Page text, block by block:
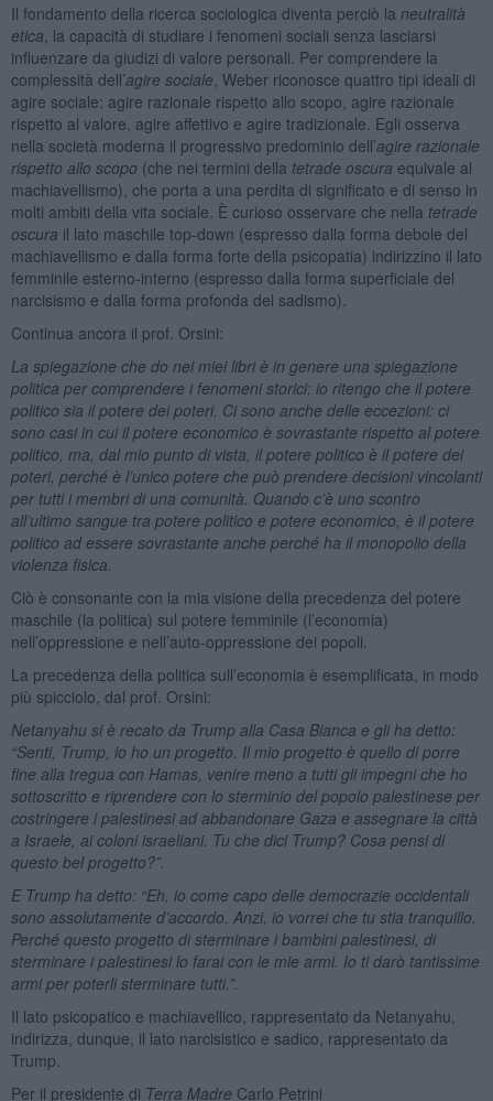
Il fondamento della ricerca sociologica diventa perciò la neutralità
etica , la capacità di studiare i fenomeni sociali senza lasciarsi
influenzare da giudizi di valore personali. Per comprendere la
complessità dell’agire sociale , Weber riconosce quattro tipi ideali di
agire sociale: agire razionale rispetto allo scopo, agire razionale
rispetto al valore, agire affettivo e agire tradizionale. Egli osserva
nella società moderna il progressivo predominio dell’agire razionale
rispetto allo scopo (che nei termini della tetrade oscura equivale al
machiavellismo), che porta a una perdita di significato e di senso in
molti ambiti della vita sociale. È curioso osservare che nella tetrade
oscura il lato maschile top-down (espresso dalla forma debole del
machiavellismo e dalla forma forte della psicopatia) indirizzino il lato
femminile esterno-interno (espresso dalla forma superficiale del
narcisismo e dalla forma profonda del sadismo).
Continua ancora il prof. Orsini:
La spiegazione che do nei miei libri è in genere una spiegazione
politica per comprendere i fenomeni storici: io ritengo che il potere
politico sia il potere dei poteri. Ci sono anche delle eccezioni: ci
sono casi in cui il potere economico è sovrastante rispetto al potere
politico, ma, dal mio punto di vista, il potere politico è il potere dei
poteri, perché è l’unico potere che può prendere decisioni vincolanti
per tutti i membri di una comunità. Quando c’è uno scontro
all’ultimo sangue tra potere politico e potere economico, è il potere
politico ad essere sovrastante anche perché ha il monopolio della
violenza fisica.
Ciò è consonante con la mia visione della precedenza del potere
maschile (la politica) sul potere femminile (l’economia)
nell’oppressione e nell’auto-oppressione dei popoli.
La precedenza della politica sull’economia è esemplificata, in modo
più spicciolo, dal prof. Orsini:
Netanyahu si è recato da Trump alla Casa Bianca e gli ha detto:
“Senti, Trump, io ho un progetto. Il mio progetto è quello di porre
fine alla tregua con Hamas, venire meno a tutti gli impegni che ho
sottoscritto e riprendere con lo sterminio del popolo palestinese per
costringere i palestinesi ad abbandonare Gaza e assegnare la città
a Israele, ai coloni israeliani. Tu che dici Trump? Cosa pensi di
questo bel progetto?”.
E Trump ha detto: “Eh, io come capo delle democrazie occidentali
sono assolutamente d’accordo. Anzi, io vorrei che tu stia tranquillo.
Perché questo progetto di sterminare i bambini palestinesi, di
sterminare i palestinesi lo farai con le mie armi. Io ti darò tantissime
armi per poterli sterminare tutti.”.
Il lato psicopatico e machiavellico, rappresentato da Netanyahu,
indirizza, dunque, il lato narcisistico e sadico, rappresentato da
Trump.
Per il presidente di Terra Madre Carlo Petrini